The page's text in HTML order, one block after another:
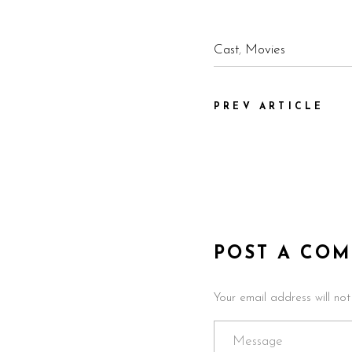
Cast, Movies
PREV ARTICLE
POST A
Your email address will